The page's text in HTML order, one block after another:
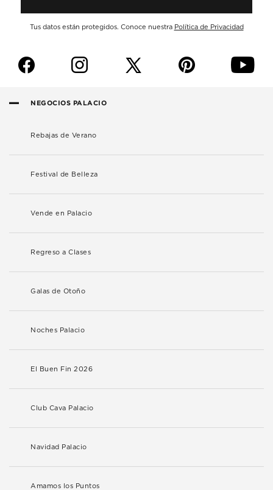
Tus datos están protegidos. Conoce nuestra Política de Privacidad
f i p y
NEGOCIOS PALACIO
Rebajas de Verano
Festival de Belleza
Vende en Palacio
Regreso a Clases
Galas de Otoño
Noches Palacio
El Buen Fin 2026
Club Cava Palacio
Navidad Palacio
Amamos los Puntos